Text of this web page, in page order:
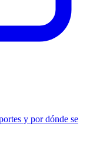
y por dónde se